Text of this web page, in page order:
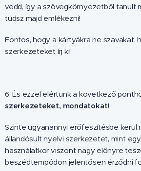
vedd, így a szövegkörnyezetből tanult
tudsz majd emlékezni!
Fontos, hogy a kártyákra ne szavakat,
szerkezeteket írj ki!
6. És ezzel elértünk a következő
szerkezeteket, mondatokat!
Szinte ugyanannyi erőfeszítésbe kerül
állandósult nyelvi szerkezetet, mint
használatkor viszont nagy előnyre
beszédtempódon jelentősen érződni